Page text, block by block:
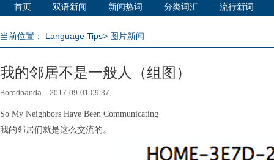
首页 双语新闻 新闻热词 分类词汇 流行新词
当前位置： Language Tips> 图片新闻
我的邻居不是一般人（组图）
Boredpanda 2017-09-01 09:37
So My Neighbors Have Been Communicating
我的邻居们就是这么交流的。